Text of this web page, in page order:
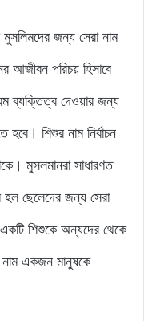
জন্য সেরা নাম
আজীবন পরিচয় হিসাবে
ব্যক্তিত্ব দেওয়ার জন্য
শিশুর নাম নির্বাচন
মুসলমানরা সাধারণত
হল ছেলেদের জন্য সেরা
শিশুকে অন্যদের থেকে
একজন মানুষকে